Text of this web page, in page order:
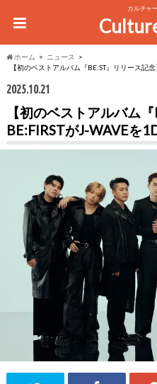
カルチャ
ホーム
ニュース
【初のベストアルバム『BE:ST』リリース記
2025.10.21
【初のベストアルバム
BE:FIRSTがJ-WAVEを